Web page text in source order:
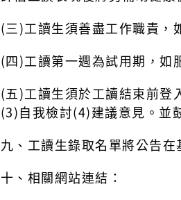
(三)工讀生須善盡工作職責，
(四)工讀第一週為試用期，如
(五)工讀生須於工讀結束前
(3)自我檢討(4)建議意見。並
九、工讀生錄取名單將公告
十、相關網站連結：